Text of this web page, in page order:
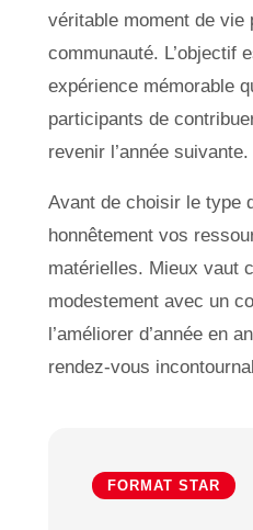
véritable moment de vie
communauté. L’objectif
expérience mémorable
participants de
revenir l’année suivante.
Avant de choisir le type
honnêtement vos
matérielles. Mieux vaut
modestement avec un
l’améliorer d’année en
rendez-vous
FORMAT STAR